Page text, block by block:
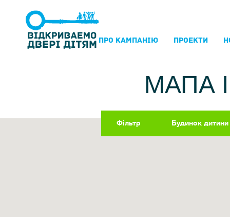
ПРО КАМПАНIЮ ПРОЕКТИ
МАПА
Фільтр Будинок дитини